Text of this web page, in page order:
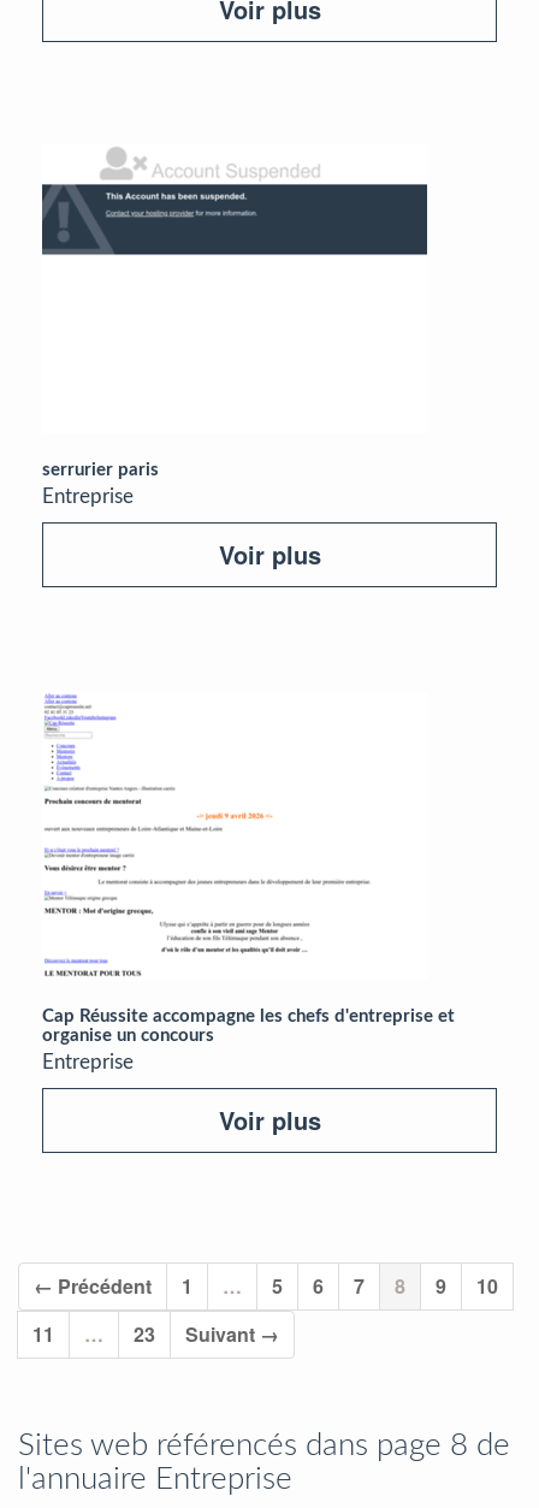
Voir plus
serrurier paris
Entreprise
Voir plus
Cap Réussite accompagne les chefs d'entreprise et
organise un concours
Entreprise
Voir plus
← Précédent 1 … 5 6 7 8(current)
9
10
11
… 23 Suivant →
Sites web référencés dans page 8 de
l'annuaire Entreprise